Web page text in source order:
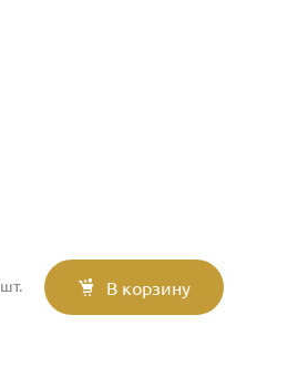
шт. В корзину